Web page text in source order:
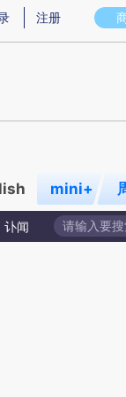
实意图存在偏差。不
注册
mini+
讣闻